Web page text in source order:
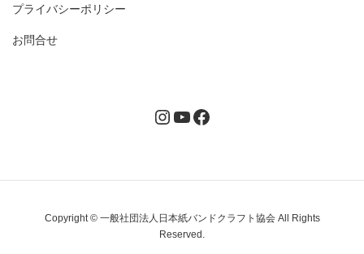
プライバシーポリシー
お問合せ
Instagram
YouTube
Facebook
Copyright © 一般社団法人日本紙バンドクラフト協会 All Rights
Reserved.